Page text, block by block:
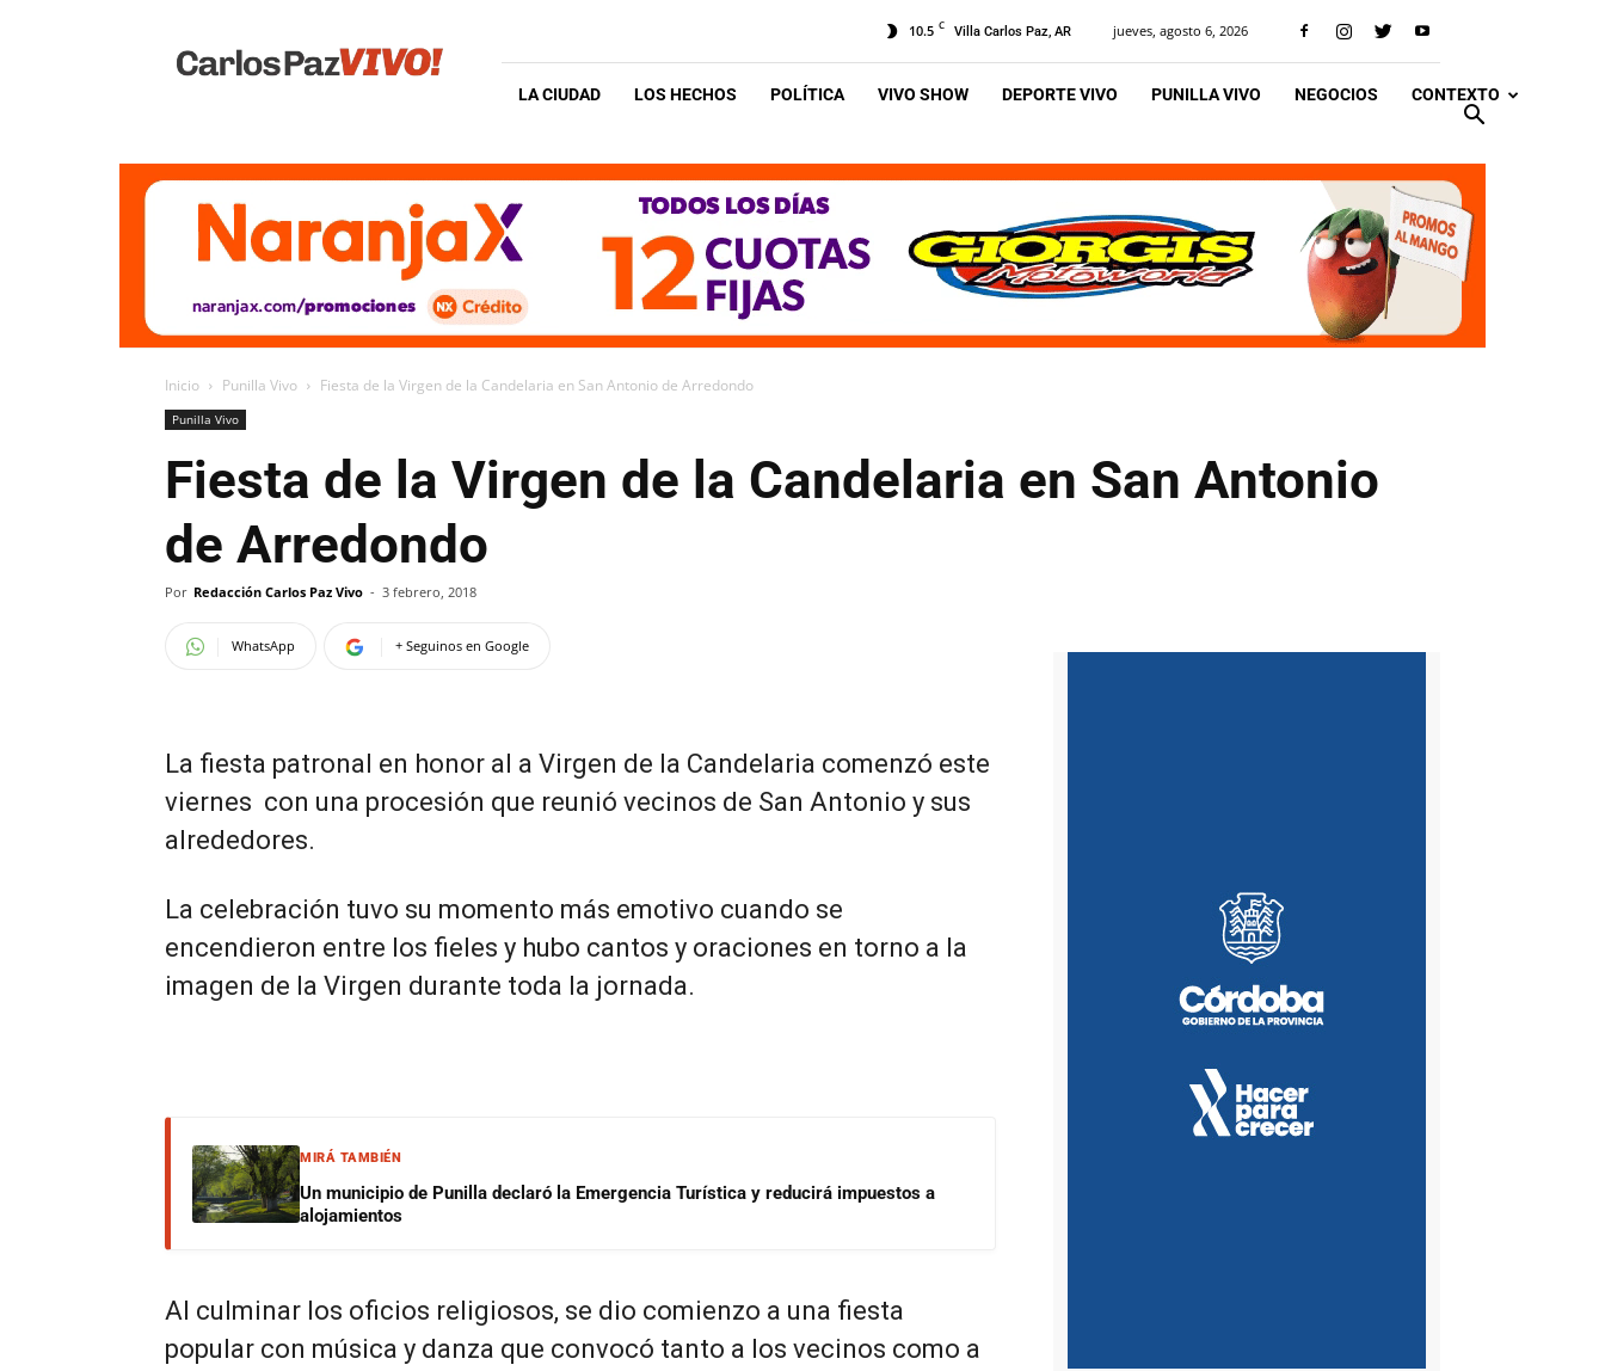
Vivo
10.5 C Villa Carlos Paz, AR jueves, agosto 6, 2026
LA CIUDAD LOS HECHOS POLÍTICA VIVO SHOW DEPORTE VIVO PUNILLA VIVO NEGOCIOS CONTEXTO
Inicio Punilla Vivo Fiesta de la Virgen de la Candelaria en San Antonio de Arredondo
Punilla Vivo
Fiesta de la Virgen de la Candelaria en San Antonio
de Arredondo
Por Redacción Carlos Paz Vivo - 3 febrero, 2018
WhatsApp + Seguinos en Google
La fiesta patronal en honor al a Virgen de la Candelaria comenzó este
viernes con una procesión que reunió vecinos de San Antonio y sus
alrededores.
La celebración tuvo su momento más emotivo cuando se
encendieron entre los fieles y hubo cantos y oraciones en torno a la
imagen de la Virgen durante toda la jornada.
MIRÁ TAMBIÉN
Un municipio de Punilla declaró la Emergencia Turística y reducirá impuestos a
alojamientos
Al culminar los oficios religiosos, se dio comienzo a una fiesta
popular con música y danza que convocó tanto a los vecinos como a